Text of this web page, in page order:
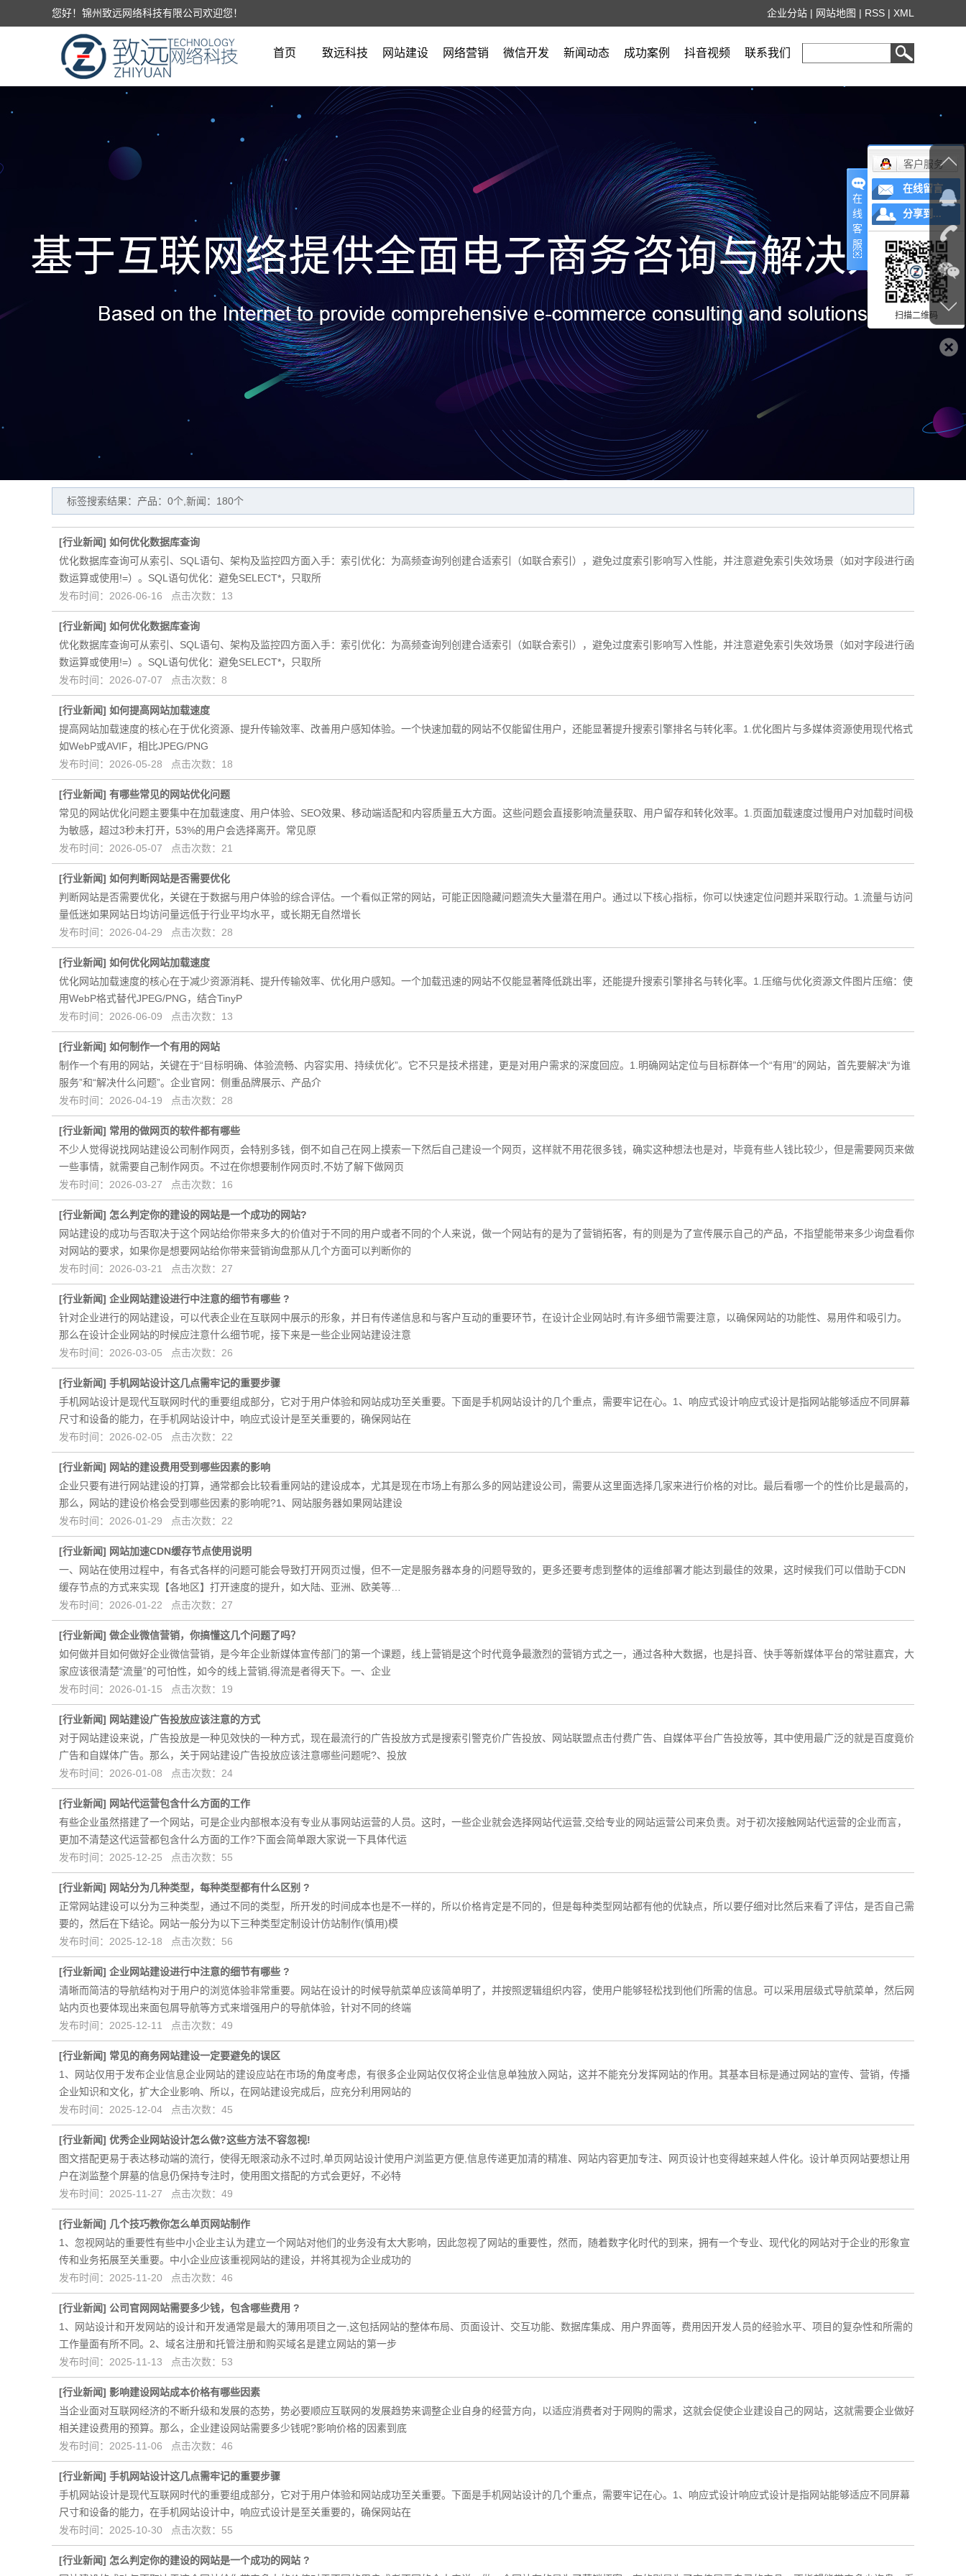
您好！锦州致远网络科技有限公司欢迎您！ 企业分站 | 网站地图 | RSS | XML
首页 致远科技
公司简介
营业执照
网站建设 网络营销 微信开发 新闻动态
公司新闻
成功案例 抖音视频 联系我们
标签搜索结果：产品：0个,新闻：180个
[行业新闻] 如何优化数据库查询
优化数据库查询可从索引、SQL语句、架构及监控四方面入手：索引优化‌：为高频查询列创建合适索引（如联合索引），避免过度索引影响写入性能，并注意避免索引失效场景（如对字段进行函
数运算或使用!=）。SQL语句优化‌：避免SELECT*，只取所
发布时间：2026-06-16 点击次数：13
[行业新闻] 如何优化数据库查询
优化数据库查询可从索引、SQL语句、架构及监控四方面入手：索引优化‌：为高频查询列创建合适索引（如联合索引），避免过度索引影响写入性能，并注意避免索引失效场景（如对字段进行函
数运算或使用!=）。SQL语句优化‌：避免SELECT*，只取所
发布时间：2026-07-07 点击次数：8
[行业新闻] 如何提高网站加载速度
提高网站加载速度的核心在于优化资源、提升传输效率、改善用户感知体验‌。一个快速加载的网站不仅能留住用户，还能显著提升搜索引擎排名与转化率。1.‌优化图片与多媒体资源‌使用现代格式
如‌WebP‌或‌AVIF‌，相比JPEG/PNG
发布时间：2026-05-28 点击次数：18
[行业新闻] 有哪些常见的网站优化问题
常见的网站优化问题主要集中在加载速度、用户体验、SEO效果、移动端适配和内容质量五大方面‌。这些问题会直接影响流量获取、用户留存和转化效率。1.‌页面加载速度过慢‌用户对加载时间极
为敏感，‌超过3秒未打开，53%的用户会选择离开‌。常见原
发布时间：2026-05-07 点击次数：21
[行业新闻] 如何判断网站是否需要优化
判断网站是否需要优化，关键在于数据与用户体验的综合评估‌。一个看似正常的网站，可能正因隐藏问题流失大量潜在用户。通过以下核心指标，你可以快速定位问题并采取行动。1.‌流量与访问
量低迷‌如果网站日均访问量远低于行业平均水平，或长期无自然增长
发布时间：2026-04-29 点击次数：28
[行业新闻] 如何优化网站加载速度
优化网站加载速度的核心在于减少资源消耗、提升传输效率、优化用户感知‌。一个加载迅速的网站不仅能显著降低跳出率，还能提升搜索引擎排名与转化率。1.‌压缩与优化资源文件‌图片压缩‌：使
用WebP格式替代JPEG/PNG，结合TinyP
发布时间：2026-06-09 点击次数：13
[行业新闻] 如何制作一个有用的网站
制作一个有用的网站，关键在于“目标明确、体验流畅、内容实用、持续优化”‌。它不只是技术搭建，更是对用户需求的深度回应。1.明确网站定位与目标群体一个“有用”的网站，首先要解决“为谁
服务”和“解决什么问题”。企业官网‌：侧重品牌展示、产品介
发布时间：2026-04-19 点击次数：28
[行业新闻] 常用的做网页的软件都有哪些
不少人觉得说找网站建设公司制作网页，会特别多钱，倒不如自己在网上摸索一下然后自己建设一个网页，这样就不用花很多钱，确实这种想法也是对，毕竟有些人钱比较少，但是需要网页来做
一些事情，就需要自己制作网页。不过在你想要制作网页时,不妨了解下做网页
发布时间：2026-03-27 点击次数：16
[行业新闻] 怎么判定你的建设的网站是一个成功的网站?
网站建设的成功与否取决于这个网站给你带来多大的价值对于不同的用户或者不同的个人来说，做一个网站有的是为了营销拓客，有的则是为了宣传展示自己的产品，不指望能带来多少询盘看你
对网站的要求，如果你是想要网站给你带来营销询盘那从几个方面可以判断你的
发布时间：2026-03-21 点击次数：27
[行业新闻] 企业网站建设进行中注意的细节有哪些 ?
针对企业进行的网站建设，可以代表企业在互联网中展示的形象，并日有传递信息和与客户互动的重要环节，在设计企业网站时,有许多细节需要注意，以确保网站的功能性、易用件和吸引力。
那么在设计企业网站的时候应注意什么细节呢，接下来是一些企业网站建设注意
发布时间：2026-03-05 点击次数：26
[行业新闻] 手机网站设计这几点需牢记的重要步骤
手机网站设计是现代互联网时代的重要组成部分，它对于用户体验和网站成功至关重要。下面是手机网站设计的几个重点，需要牢记在心。1、响应式设计响应式设计是指网站能够适应不同屏幕
尺寸和设备的能力，在手机网站设计中，响应式设计是至关重要的，确保网站在
发布时间：2026-02-05 点击次数：22
[行业新闻] 网站的建设费用受到哪些因素的影响
企业只要有进行网站建设的打算，通常都会比较看重网站的建设成本，尤其是现在市场上有那么多的网站建设公司，需要从这里面选择几家来进行价格的对比。最后看哪一个的性价比是最高的，
那么，网站的建设价格会受到哪些因素的影响呢?1、网站服务器如果网站建设
发布时间：2026-01-29 点击次数：22
[行业新闻] 网站加速CDN缓存节点使用说明
一、网站在使用过程中，有各式各样的问题可能会导致打开网页过慢，但不一定是服务器本身的问题导致的，更多还要考虑到整体的运维部署才能达到最佳的效果，这时候我们可以借助于CDN
缓存节点的方式来实现【各地区】打开速度的提升，如大陆、亚洲、欧美等…
发布时间：2026-01-22 点击次数：27
[行业新闻] 做企业微信营销，你搞懂这几个问题了吗？
如何做并目如何做好企业微信营销，是今年企业新媒体宣传部门的第一个课题，线上营销是这个时代竟争最激烈的营销方式之一，通过各种大数据，也是抖音、快手等新媒体平台的常驻嘉宾，大
家应该很清楚“流量”的可怕性，如今的线上营销,得流是者得天下。一、企业
发布时间：2026-01-15 点击次数：19
[行业新闻] 网站建设广告投放应该注意的方式
对于网站建设来说，广告投放是一种见效快的一种方式，现在最流行的广告投放方式是搜索引警克价广告投放、网站联盟点击付费广告、自媒体平台广告投放等，其中使用最广泛的就是百度竟价
广告和自媒体广告。那么，关于网站建设广告投放应该注意哪些问题呢?、投放
发布时间：2026-01-08 点击次数：24
[行业新闻] 网站代运营包含什么方面的工作
有些企业虽然搭建了一个网站，可是企业内部根本没有专业从事网站运营的人员。这时，一些企业就会选择网站代运营,交给专业的网站运营公司来负责。对于初次接触网站代运营的企业而言，
更加不清楚这代运营都包含什么方面的工作?下面会简单跟大家说一下具体代运
发布时间：2025-12-25 点击次数：55
[行业新闻] 网站分为几种类型，每种类型都有什么区别 ?
正常网站建设可以分为三种类型，通过不同的类型，所开发的时间成本也是不一样的，所以价格肯定是不同的，但是每种类型网站都有他的优缺点，所以要仔细对比然后来看了评估，是否自己需
要的，然后在下结论。网站一般分为以下三种类型定制设计仿站制作(慎用)模
发布时间：2025-12-18 点击次数：56
[行业新闻] 企业网站建设进行中注意的细节有哪些 ?
清晰而简洁的导航结构对于用户的浏览体验非常重要。网站在设计的时候导航菜单应该简单明了，并按照逻辑组织内容，使用户能够轻松找到他们所需的信息。可以采用层级式导航菜单，然后网
站内页也要体现出来面包屑导航等方式来增强用户的导航体验，针对不同的终端
发布时间：2025-12-11 点击次数：49
[行业新闻] 常见的商务网站建设一定要避免的误区
1、网站仅用于发布企业信息企业网站的建设应站在市场的角度考虑，有很多企业网站仅仅将企业信息单独放入网站，这并不能充分发挥网站的作用。其基本目标是通过网站的宣传、营销，传播
企业知识和文化，扩大企业影响、所以，在网站建设完成后，应充分利用网站的
发布时间：2025-12-04 点击次数：45
[行业新闻] 优秀企业网站设计怎么做?这些方法不容忽视!
图文搭配更易于表达移动端的流行，使得无眼滚动永不过时,单页网站设计使用户浏监更方便,信息传递更加清的精准、网站内容更加专注、网页设计也变得越来越人件化。设计单页网站要想让用
户在浏监整个屏墓的信息仍保持专注时，使用图文搭配的方式会更好，不必特
发布时间：2025-11-27 点击次数：49
[行业新闻] 几个技巧教你怎么单页网站制作
1、忽视网站的重要性有些中小企业主认为建立一个网站对他们的业务没有太大影响，因此忽视了网站的重要性，然而，随着数字化时代的到来，拥有一个专业、现代化的网站对于企业的形象宣
传和业务拓展至关重要。中小企业应该重视网站的建设，并将其视为企业成功的
发布时间：2025-11-20 点击次数：46
[行业新闻] 公司官网网站需要多少钱，包含哪些费用 ?
1、网站设计和开发网站的设计和开发通常是最大的薄用项目之一,这包括网站的整体布局、页面设计、交互功能、数据库集成、用户界面等，费用因开发人员的经验水平、项目的复杂性和所需的
工作量面有所不同。2、域名注册和托管注册和购买域名是建立网站的第一步
发布时间：2025-11-13 点击次数：53
[行业新闻] 影响建设网站成本价格有哪些因素
当企业面对互联网经济的不断升级和发展的态势，势必要顺应互联网的发展趋势来调整企业自身的经营方向，以适应消费者对于网购的需求，这就会促使企业建设自己的网站，这就需要企业做好
相关建设费用的预算。那么，企业建设网站需要多少钱呢?影响价格的因素到底
发布时间：2025-11-06 点击次数：46
[行业新闻] 手机网站设计这几点需牢记的重要步骤
手机网站设计是现代互联网时代的重要组成部分，它对于用户体验和网站成功至关重要。下面是手机网站设计的几个重点，需要牢记在心。1、响应式设计响应式设计是指网站能够适应不同屏幕
尺寸和设备的能力，在手机网站设计中，响应式设计是至关重要的，确保网站在
发布时间：2025-10-30 点击次数：55
[行业新闻] 怎么判定你的建设的网站是一个成功的网站 ?
在
线
客
服
客户服务
在线留言
分享到...
扫描二维码